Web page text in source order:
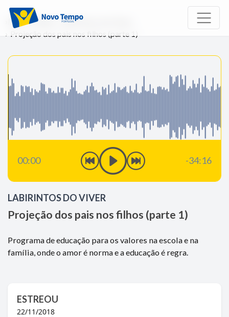
Início Rádio
Labirintos do Viver
Projeção dos pais nos filhos (parte 1)
00:00 -34:16
LABIRINTOS DO VIVER
Projeção dos pais nos filhos (parte 1)
Programa de educação para os valores na escola e na
família, onde o amor é norma e a educação é regra.
ESTREOU
22/11/2018